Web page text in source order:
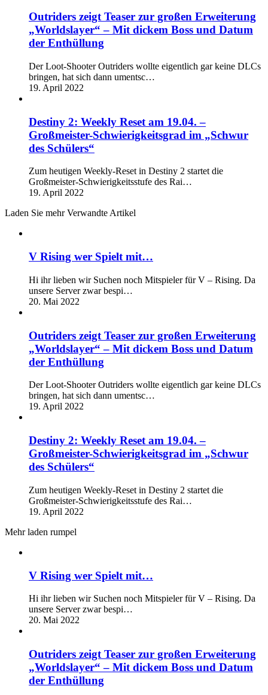
Outriders zeigt Teaser zur großen Erweiterung
„Worldslayer“ – Mit dickem Boss und Datum
der Enthüllung
Der Loot-Shooter Outriders wollte eigentlich gar keine DLCs
bringen, hat sich dann umentsc…
19. April 2022
Destiny 2: Weekly Reset am 19.04. –
Großmeister-Schwierigkeitsgrad im „Schwur
des Schülers“
Zum heutigen Weekly-Reset in Destiny 2 startet die
Großmeister-Schwierigkeitsstufe des Rai…
19. April 2022
Laden Sie mehr Verwandte Artikel
V Rising wer Spielt mit…
Hi ihr lieben wir Suchen noch Mitspieler für V – Rising. Da
unsere Server zwar bespi…
20. Mai 2022
Outriders zeigt Teaser zur großen Erweiterung
„Worldslayer“ – Mit dickem Boss und Datum
der Enthüllung
Der Loot-Shooter Outriders wollte eigentlich gar keine DLCs
bringen, hat sich dann umentsc…
19. April 2022
Destiny 2: Weekly Reset am 19.04. –
Großmeister-Schwierigkeitsgrad im „Schwur
des Schülers“
Zum heutigen Weekly-Reset in Destiny 2 startet die
Großmeister-Schwierigkeitsstufe des Rai…
19. April 2022
Mehr laden rumpel
V Rising wer Spielt mit…
Hi ihr lieben wir Suchen noch Mitspieler für V – Rising. Da
unsere Server zwar bespi…
20. Mai 2022
Outriders zeigt Teaser zur großen Erweiterung
„Worldslayer“ – Mit dickem Boss und Datum
der Enthüllung